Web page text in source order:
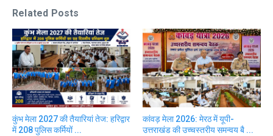
Related Posts
कुंभ मेला 2027 की तैयारियां तेज: हरिद्वार
में 208 पुलिस कर्मियों ...
कांवड़ मेला 2026: मेरठ में यूपी-
उत्तराखंड की उच्चस्तरीय समन्वय बै ...